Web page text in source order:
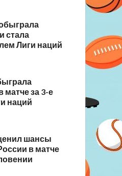
стала
Лиги наций
матче за 3-е
наций
шансы
в матче